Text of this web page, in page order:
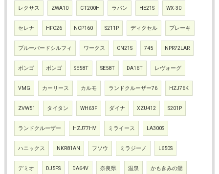
レクサス ZWA10 CT200H ラパン HE21S WX-30
セレナ HFC26 NCP160 S211P ディクセル ブレーキ
ブルーバードシルフィ ワークス CN21S 745 NPR72LAR
ボンゴ ボンゴ SE58T SE58T DA16T レヴォーグ
VMG カーリース カルモ ランドクルーザー76 HZJ76K
ZVW51 タイタン WH63F ダイナ XZU412 S201P
ランドクルーザー HZJ77HV ミライース LA300S
ハニックス NKR81AN フソウ ミラジーノ L650S
デミオ DJ5FS DA64V 奈良県 温泉 かもきみの湯